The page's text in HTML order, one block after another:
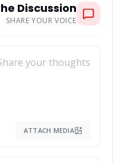
Discussion
SHARE YOUR VOICE
ATTACH MEDIA